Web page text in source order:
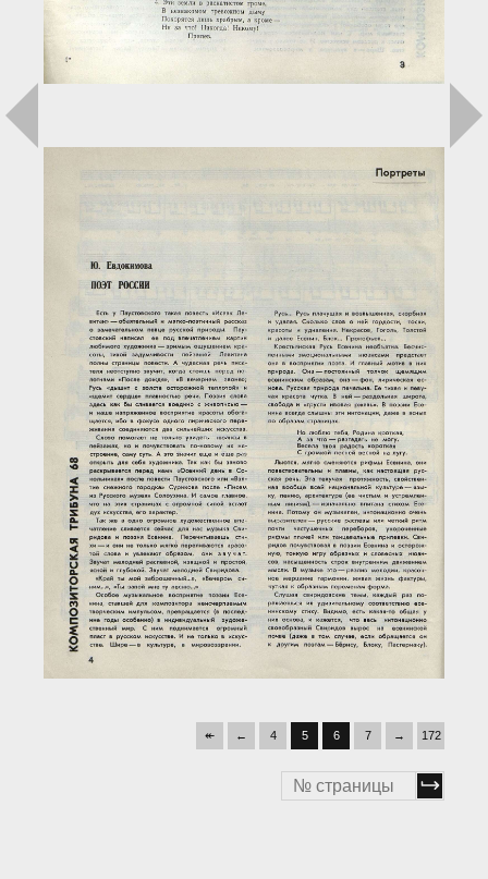
Загрузка...
↞ ← 4 5 6 7 → 172